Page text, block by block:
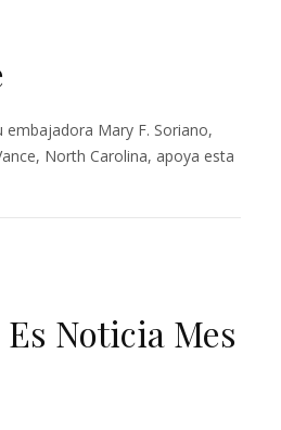
Mary F. Soriano,
North Carolina, apoya esta
Noticia Mes